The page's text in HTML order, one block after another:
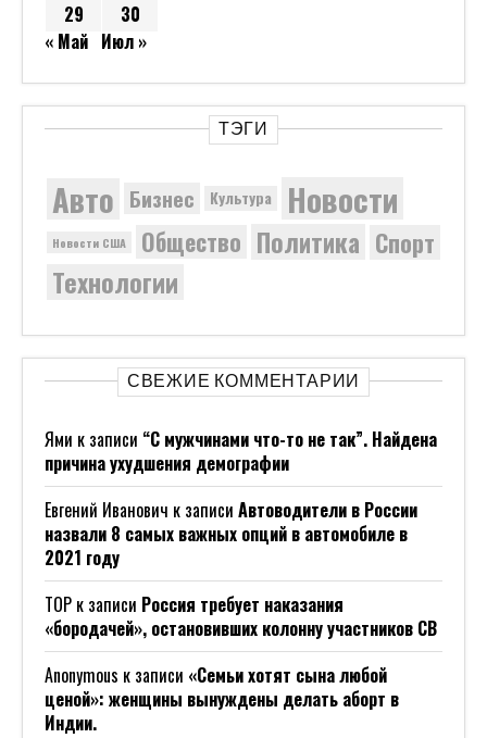
29
30
« Май Июл »
ТЭГИ
Авто Бизнес Культура Новости
Новости США Общество Политика Спорт
Технологии
СВЕЖИЕ КОММЕНТАРИИ
Ями к записи “С мужчинами что-то не так”. Найдена
причина ухудшения демографии
Евгений Иванович к записи Автоводители в России
назвали 8 самых важных опций в автомобиле в
2021 году
ТОР к записи Россия требует наказания
«бородачей», остановивших колонну участников СВ
Anonymous к записи «Семьи хотят сына любой
ценой»: женщины вынуждены делать аборт в
Индии.